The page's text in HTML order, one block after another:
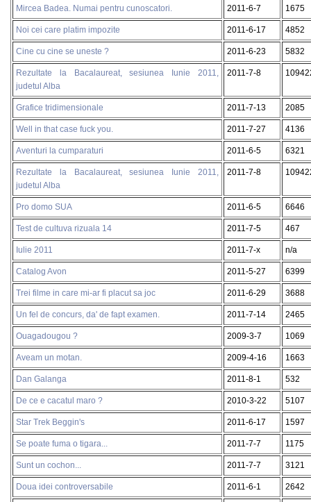
Mircea Badea. Numai pentru cunoscatori. 2011-6-7 1675
Noi cei care platim impozite 2011-6-17 4852
Cine cu cine se uneste ? 2011-6-23 5832
Rezultate la Bacalaureat, sesiunea Iunie 2011,
judetul Alba
2011-7-8
Grafice tridimensionale 2011-7-13 2085
Well in that case fuck you. 2011-7-27 4136
Aventuri la cumparaturi 2011-6-5 6321
Rezultate la Bacalaureat, sesiunea Iunie 2011,
judetul Alba
2011-7-8
Pro domo SUA 2011-6-5 6646
Test de cultuva rizuala 14 2011-7-5 467
Iulie 2011 2011-7-x n/a
Catalog Avon 2011-5-27 6399
Trei filme in care mi-ar fi placut sa joc 2011-6-29 3688
Un fel de concurs, da' de fapt examen. 2011-7-14 2465
Ouagadougou ? 2009-3-7 1069
Aveam un motan. 2009-4-16 1663
Dan Galanga 2011-8-1 532
De ce e cacatul maro ? 2010-3-22 5107
Star Trek Beggin's 2011-6-17 1597
Se poate fuma o tigara... 2011-7-7 1175
Sunt un cochon... 2011-7-7 3121
Doua idei controversabile 2011-6-1 2642